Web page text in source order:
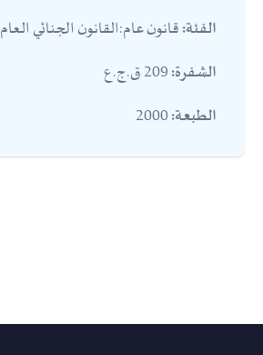
الفئة:قانون عام:القانون الجنائي العام
الشفرة:
الطبعة: